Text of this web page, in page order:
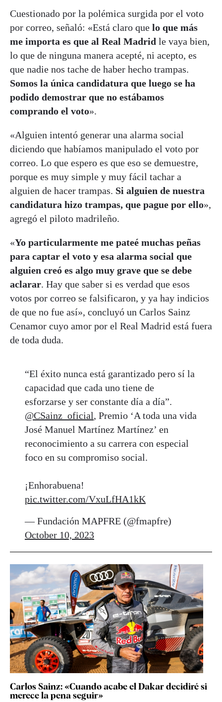
Cuestionado por la polémica surgida por el voto
por correo, señaló: «Está claro que lo que más
me importa es que al Real Madrid le vaya bien,
lo que de ninguna manera acepté, ni acepto, es
que nadie nos tache de haber hecho trampas.
Somos la única candidatura que luego se ha
podido demostrar que no estábamos
comprando el voto».
«Alguien intentó generar una alarma social
diciendo que habíamos manipulado el voto por
correo. Lo que espero es que eso se demuestre,
porque es muy simple y muy fácil tachar a
alguien de hacer trampas. Si alguien de nuestra
candidatura hizo trampas, que pague por ello»,
agregó el piloto madrileño.
«Yo particularmente me pateé muchas peñas
para captar el voto y esa alarma social que
alguien creó es algo muy grave que se debe
aclarar. Hay que saber si es verdad que esos
votos por correo se falsificaron, y ya hay indicios
de que no fue así», concluyó un Carlos Sainz
Cenamor cuyo amor por el Real Madrid está fuera
de toda duda.
“El éxito nunca está garantizado pero sí la
capacidad que cada uno tiene de
esforzarse y ser constante día a día”.
@CSainz_oficial, Premio ‘A toda una vida
José Manuel Martínez Martínez’ en
reconocimiento a su carrera con especial
foco en su compromiso social.
¡Enhorabuena!
pic.twitter.com/VxuLfHA1kK
— Fundación MAPFRE (@fmapfre)
October 10, 2023
Carlos Sainz: «Cuando acabe el Dakar decidiré si
merece la pena seguir»